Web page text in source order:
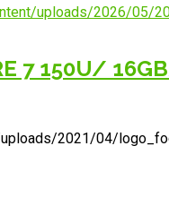
7 150U/